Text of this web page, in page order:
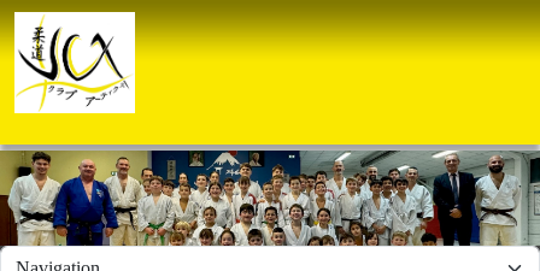
Panneau de gestion des cookies